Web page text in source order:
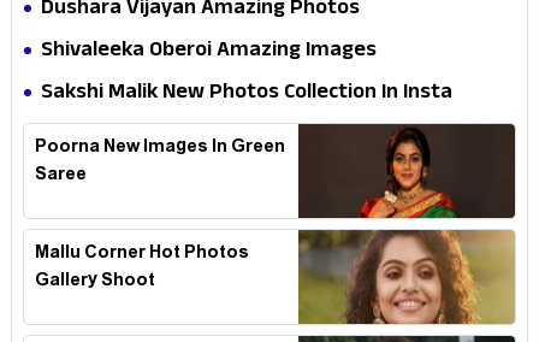
Dushara Vijayan Amazing Photos
Shivaleeka Oberoi Amazing Images
Sakshi Malik New Photos Collection In Insta
Poorna New Images In Green
Saree
Mallu Corner Hot Photos
Gallery Shoot